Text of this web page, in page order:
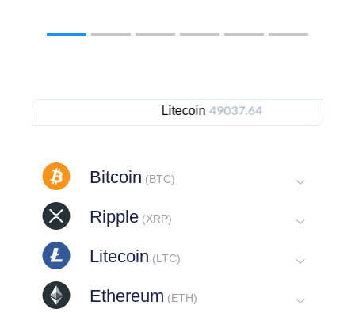
Litecoin
Bitcoin (BTC)
Ripple (XRP)
Litecoin (LTC)
Ethereum (ETH)